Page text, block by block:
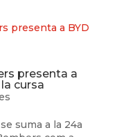
presenta a
cursa
suma a la 24a